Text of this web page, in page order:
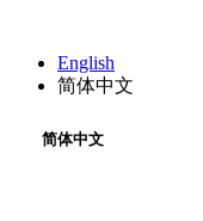
English
简体中文
简体中文